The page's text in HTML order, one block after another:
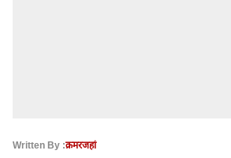
Written By :क़मरजहां